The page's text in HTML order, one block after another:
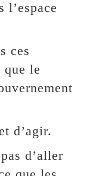
l’espace
ces
que le
d’agir.
d’aller